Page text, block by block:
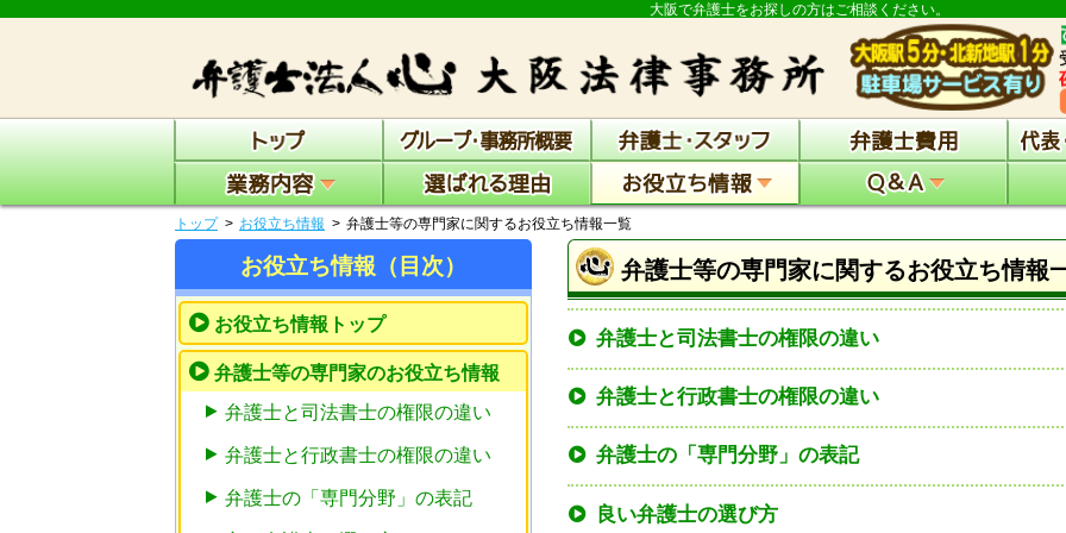
大阪で弁護士をお探しの方はご相談ください。
トップ お役立ち情報 弁護士等の専門家に関するお役立ち情報一覧
弁護士等の専門家に関するお役立ち情報
弁護士と司法書士の権限の違い
弁護士と行政書士の権限の違い
弁護士の「専門分野」の表記
良い弁護士の選び方
お役立ち情報（目次）
お役立ち情報トップ
弁護士等の専門家のお役立ち情報
弁護士と司法書士の権限の違い
弁護士と行政書士の権限の違い
弁護士の「専門分野」の表記